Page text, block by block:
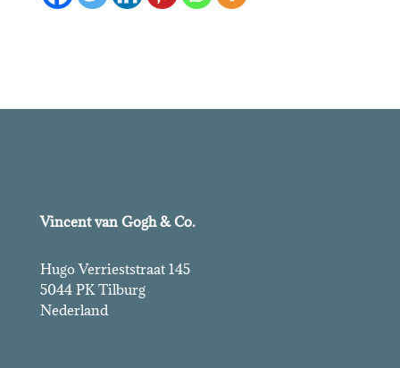
Vincent van Gogh & Co.
Hugo Verrieststraat 145
5044 PK Tilburg
Nederland